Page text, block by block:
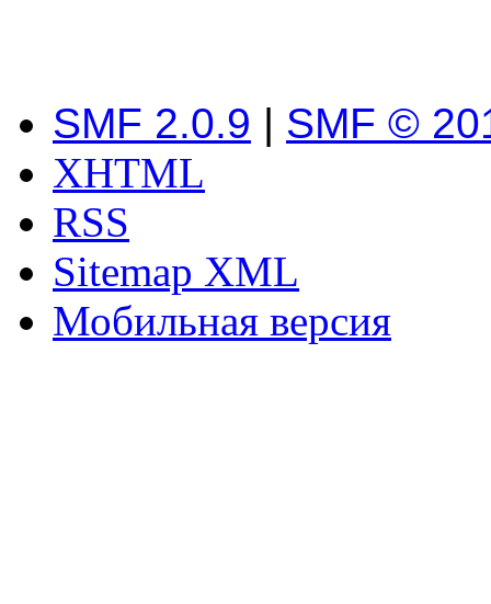
SMF 2.0.9 | SMF ©
XHTML
RSS
Sitemap XML
Мобильная версия